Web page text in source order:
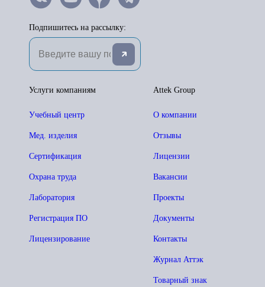
Подпишитесь на рассылку:
Attek Group
О компании
Отзывы
Лицензии
Вакансии
Проекты
Документы
Контакты
Журнал Аттэк
Товарный знак
Услуги компаниям
Учебный центр
Мед. изделия
Сертификация
Охрана труда
Лаборатория
Регистрация ПО
Лицензирование